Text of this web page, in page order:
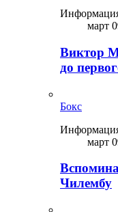
март
Виктор
до
Бокс
март
Чилембу